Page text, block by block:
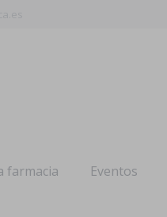
farmacia Eventos